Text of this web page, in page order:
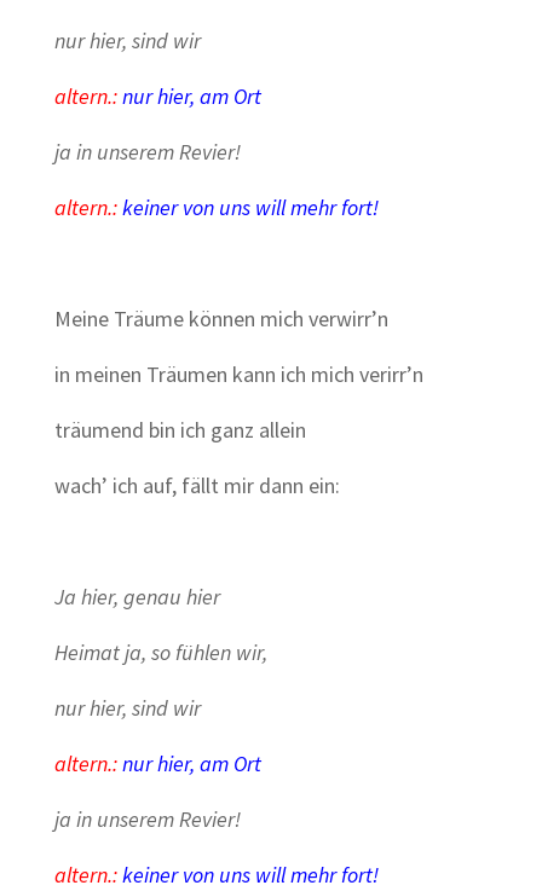
nur hier, sind wir
altern.:nur hier, am Ort
ja in unserem Revier!
altern.:keiner von uns will mehr fort!
Meine Träume können mich verwirr’n
in meinen Träumen kann ich mich verirr’n
träumend bin ich ganz allein
wach’ ich auf, fällt mir dann ein:
Ja hier, genau hier
Heimat ja, so fühlen wir,
nur hier, sind wir
altern.:nur hier, am Ort
ja in unserem Revier!
altern.:keiner von uns will mehr fort!